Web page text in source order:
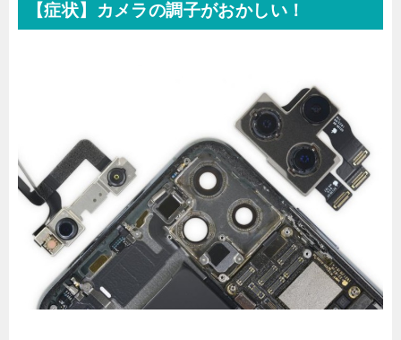
【症状】カメラの調子がおかしい！